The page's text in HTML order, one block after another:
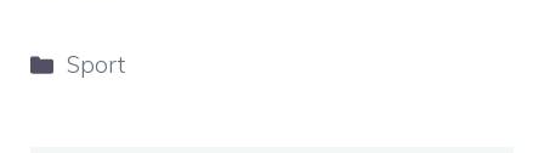
Catégories
Sport